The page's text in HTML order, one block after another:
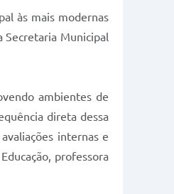
às mais modernas
Secretaria Municipal
ambientes de
direta dessa
internas e
professora